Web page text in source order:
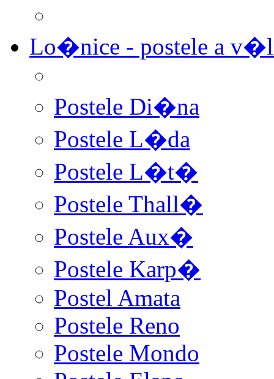
Lo�nice - postele a
Postele Di�na
Postele L�da
Postele L�t�
Postele Thall�
Postele Aux�
Postele Karp�
Postel Amata
Postele Reno
Postele Mondo